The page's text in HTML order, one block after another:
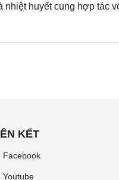
nhiệt huyết cung hợp tác
KẾT
Facebook
Youtube